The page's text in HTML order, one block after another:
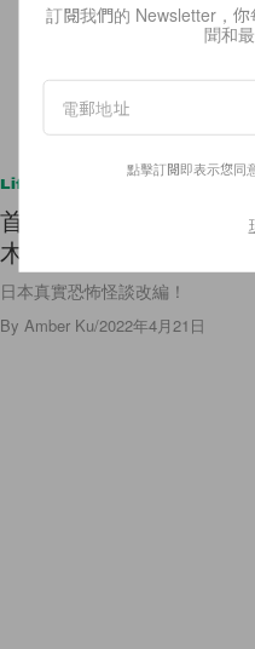
Lifestyle
首次主演恐怖電影《牛
木村拓哉為她寫下的暖
日本真實恐怖怪談改編！
By Amber Ku/2022年4月21日
訂閱我們的 Newsletter，
聞和
點擊訂閱即表示您同